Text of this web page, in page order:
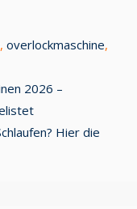
, overlockmaschine,
2026 –
Hier die